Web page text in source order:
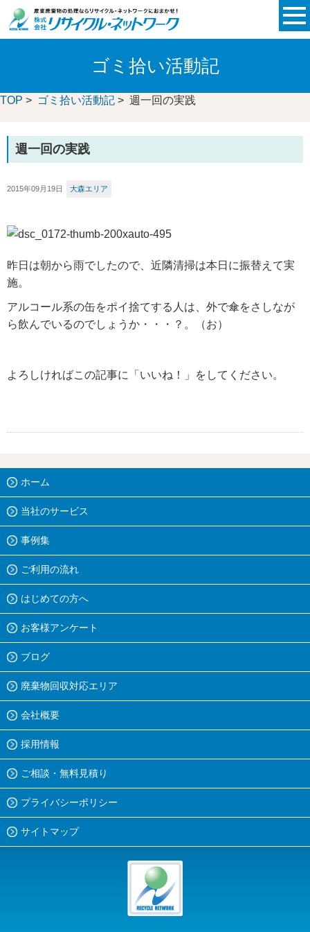
ゴミ拾い活動記
TOP > ゴミ拾い活動記 > 週一回の実践
週一回の実践
2015年09月19日 大森エリア
昨日は朝から雨でしたので、近隣清掃は本日に振替えて実
施。
アルコール系の缶をポイ捨てする人は、外で傘をさしなが
ら飲んでいるのでしょうか・・・？。（お）
よろしければこの記事に「いいね！」をしてください。
ホーム
当社のサービス
事例集
ご利用の流れ
はじめての方へ
お客様アンケート
ブログ
廃棄物回収対応エリア
会社概要
採用情報
ご相談・無料見積り
プライバシーポリシー
サイトマップ